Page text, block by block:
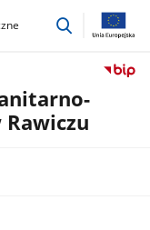
przejdź